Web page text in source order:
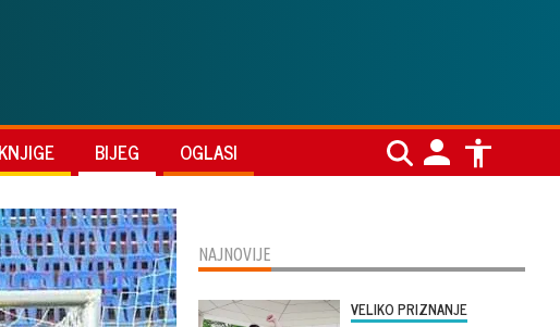
BIJEG OGLASI
NAJNOVIJE
VELIKO PRIZNANJE